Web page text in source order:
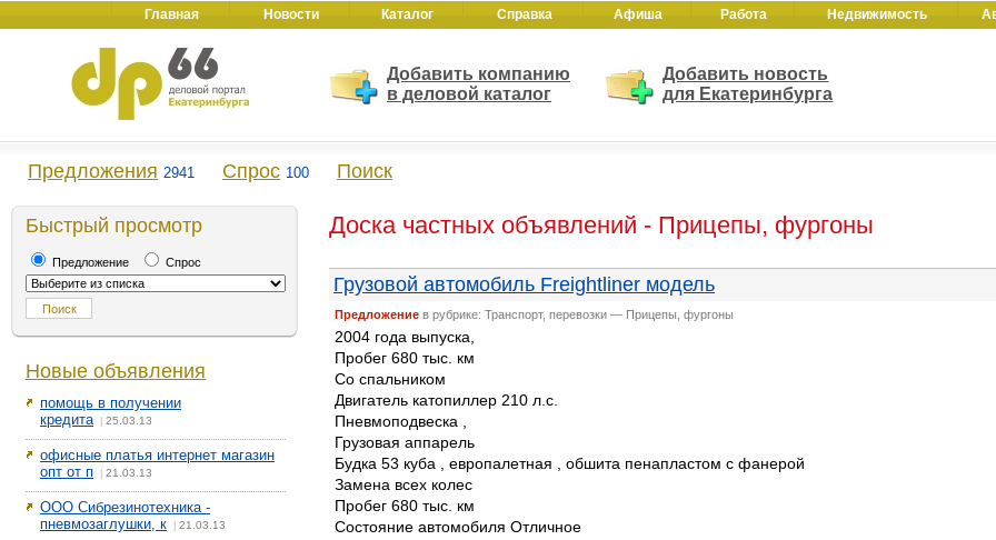
Главная Новости Каталог Справка Афиша Работа Недвижимость
Добавить компанию
в деловой каталог
Добавить новость
для Екатеринбурга
Предложения 2941 Спрос 100 Поиск
Быстрый просмотр
Предложение Спрос
Новые объявления
помощь в получении
кредита| 25.03.13
офисные платья интернет магазин
опт от п
21.03.13
ООО Сибрезинотехника -
пневмозаглушки, к
21.03.13
Доска частных объявлений - Прицепы, фургоны
Грузовой автомобиль Freightliner модель
Предложение в рубрике: Транспорт, перевозки — Прицепы, фургоны
2004 года выпуска,
Пробег 680 тыс. км
Со спальником
Двигатель катопиллер 210 л.с.
Пневмоподвеска ,
Грузовая аппарель
Будка 53 куба , европалетная , обшита пенапластом с фанерой
Замена всех колес
Пробег 680 тыс. км
Состояние автомобиля Отличное